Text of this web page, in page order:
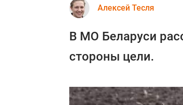
Алексей Тесля
В МО Беларуси
стороны цели.